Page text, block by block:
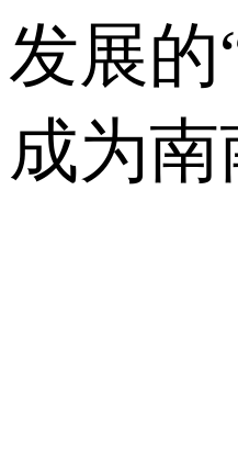
发展
成为